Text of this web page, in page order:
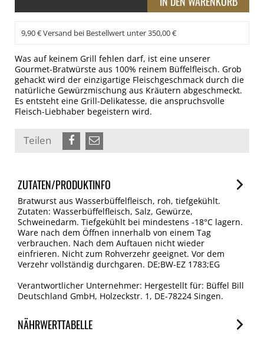
9,90 € Versand bei Bestellwert unter 350,00 €
Was auf keinem Grill fehlen darf, ist eine unserer
Gourmet-Bratwürste aus 100% reinem Büffelfleisch. Grob
gehackt wird der einzigartige Fleischgeschmack durch die
natürliche Gewürzmischung aus Kräutern abgeschmeckt.
Es entsteht eine Grill-Delikatesse, die anspruchsvolle
Fleisch-Liebhaber begeistern wird.
Teilen
ZUTATEN/PRODUKTINFO
Bratwurst aus Wasserbüffelfleisch, roh, tiefgekühlt.
Zutaten: Wasserbüffelfleisch, Salz, Gewürze,
Schweinedarm. Tiefgekühlt bei mindestens -18°C lagern.
Ware nach dem Öffnen innerhalb von einem Tag
verbrauchen. Nach dem Auftauen nicht wieder
einfrieren. Nicht zum Rohverzehr geeignet. Vor dem
Verzehr vollständig durchgaren. DE;BW-EZ 1783;EG
Verantwortlicher Unternehmer: Hergestellt für: Büffel Bill
Deutschland GmbH, Holzeckstr. 1, DE-78224 Singen.
NÄHRWERTTABELLE